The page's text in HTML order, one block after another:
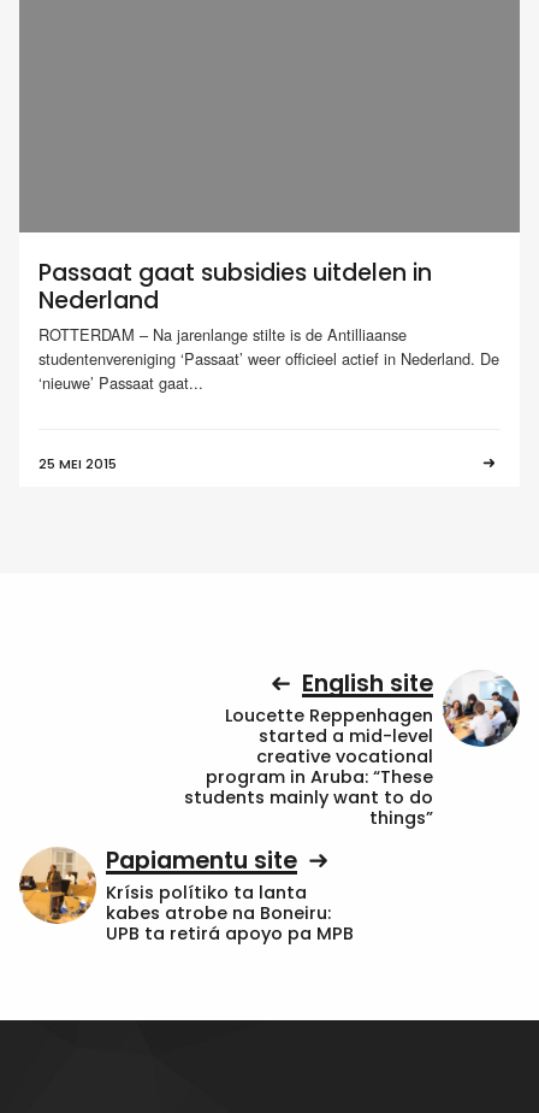
Passaat gaat subsidies uitdelen in
Nederland
ROTTERDAM – Na jarenlange stilte is de Antilliaanse
studentenvereniging ‘Passaat’ weer officieel actief in Nederland. De
‘nieuwe’ Passaat gaat...
25 MEI 2015
English site
Loucette Reppenhagen
started a mid-level
creative vocational
program in Aruba: “These
students mainly want to do
things”
Papiamentu site
Krísis polítiko ta lanta
kabes atrobe na Boneiru:
UPB ta retirá apoyo pa MPB